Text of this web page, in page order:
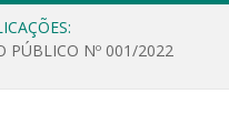
PÚBLICO Nº 001/2022